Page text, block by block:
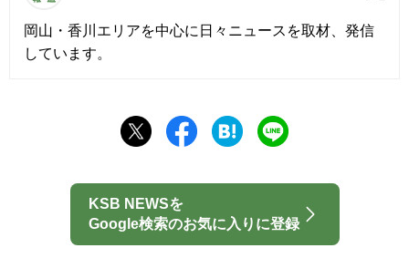
岡山・香川エリアを中心に日々ニュースを取材、発信
しています。
KSB NEWSを
Google検索のお気に入りに登録